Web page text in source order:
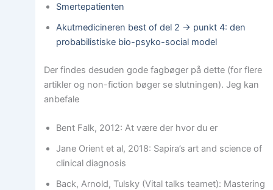
Smertepatienten
Akutmedicineren best of del 2 -> punkt 4: den
probabilistiske bio-psyko-social model
Der findes desuden gode fagbøger på dette (for flere
artikler og non-fiction bøger se slutningen). Jeg kan
anbefale
Bent Falk, 2012: At være der hvor du er
Jane Orient et al, 2018: Sapira’s art and science of
clinical diagnosis
Back, Arnold, Tulsky (Vital talks teamet): Mastering